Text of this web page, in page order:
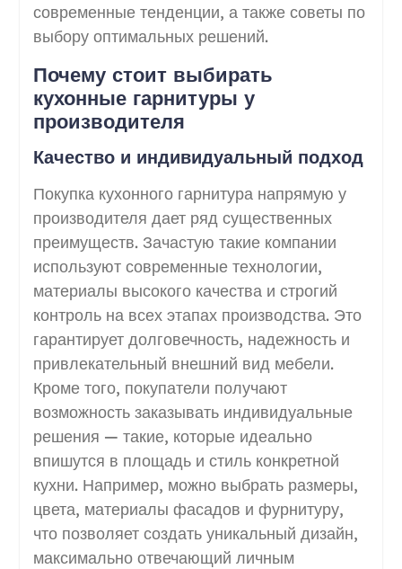
современные тенденции, а также советы по
выбору оптимальных решений.
Почему стоит выбирать
кухонные гарнитуры у
производителя
Качество и индивидуальный подход
Покупка кухонного гарнитура напрямую у
производителя дает ряд существенных
преимуществ. Зачастую такие компании
используют современные технологии,
материалы высокого качества и строгий
контроль на всех этапах производства. Это
гарантирует долговечность, надежность и
привлекательный внешний вид мебели.
Кроме того, покупатели получают
возможность заказывать индивидуальные
решения — такие, которые идеально
впишутся в площадь и стиль конкретной
кухни. Например, можно выбрать размеры,
цвета, материалы фасадов и фурнитуру,
что позволяет создать уникальный дизайн,
максимально отвечающий личным